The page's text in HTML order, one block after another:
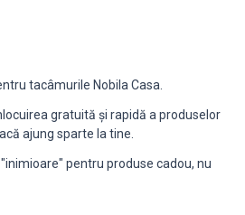
tacâmurile Nobila Casa.
gratuită și rapidă a produselor
ajung sparte la tine.
pentru produse cadou, nu